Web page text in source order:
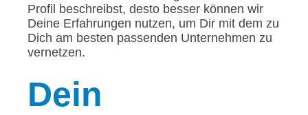
Profil beschreibst, desto besser können wir
Deine Erfahrungen nutzen, um Dir mit dem zu
Dich am besten passenden Unternehmen zu
vernetzen.
Dein